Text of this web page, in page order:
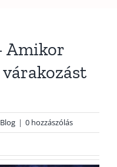
Amikor
Blog | 0 hozzászólás